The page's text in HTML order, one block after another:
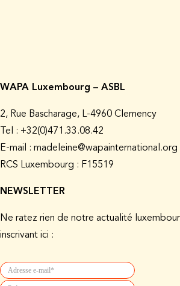
WAPA Luxembourg – ASBL
2, Rue Bascharage, L-4960 Clemency
Tel : +32(0)471.33.08.42
E-mail : madeleine@wapainternational.org
RCS Luxembourg : F15519
NEWSLETTER
Ne ratez rien de notre actualité
inscrivant ici :